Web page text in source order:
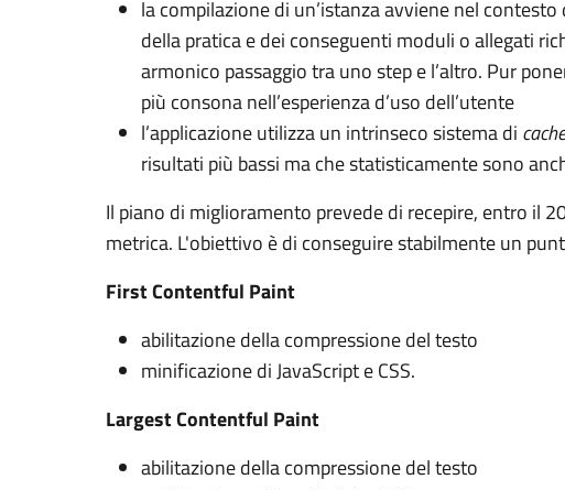
la compilazione di un’istanza avviene nel contesto
della pratica e dei conseguenti moduli o allegati
armonico passaggio tra uno step e l’altro. Pur
più consona nell’esperienza d’uso dell’utente
l’applicazione utilizza un intrinseco sistema di cache
risultati più bassi ma che statisticamente sono
Il piano di miglioramento prevede di recepire, entro il
metrica. L'obiettivo è di conseguire stabilmente un
First Contentful Paint
abilitazione della compressione del testo
minificazione di JavaScript e CSS.
Largest Contentful Paint
abilitazione della compressione del testo